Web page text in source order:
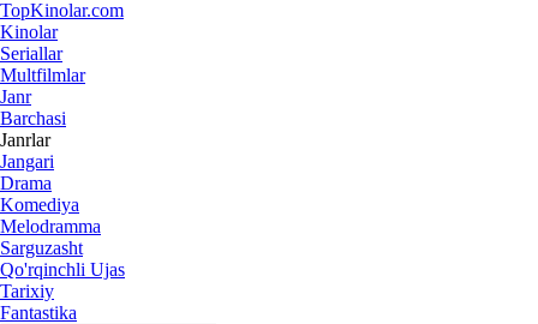
TopKinolar.com
Kinolar
Seriallar
Multfilmlar
Janr
Barchasi
Janrlar
Jangari
Drama
Komediya
Melodramma
Sarguzasht
Qo'rqinchli Ujas
Tarixiy
Fantastika